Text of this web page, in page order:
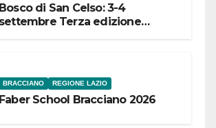
Bosco di San Celso: 3-4
settembre Terza edizione
BRACCIANO REGIONE LAZIO
Faber School Bracciano 2026